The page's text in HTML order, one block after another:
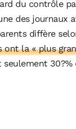
du contrôle
des journaux
diffère
ont la « plus
seulement